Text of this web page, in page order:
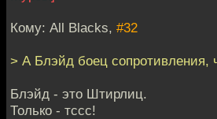
Кому: All Blacks, #32
> А Блэйд боец сопротивления,
Блэйд - это Штирлиц.
Только - тссс!